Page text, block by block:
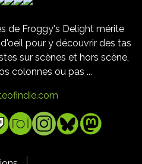
de Froggy's Delight mérite
pour y découvrir des tas
sur scènes et hors scène,
colonnes ou pas ...